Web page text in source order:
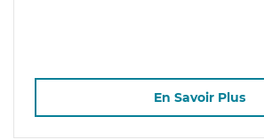
En Savoir Plus